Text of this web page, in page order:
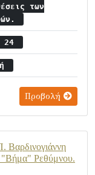
των
24
Προβολή
Βαρδινογιάννη
"Βήμα" Ρεθύμνου.